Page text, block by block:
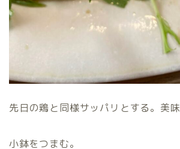
先日の鶏と同様サッパリとする。美味
小鉢をつまむ。